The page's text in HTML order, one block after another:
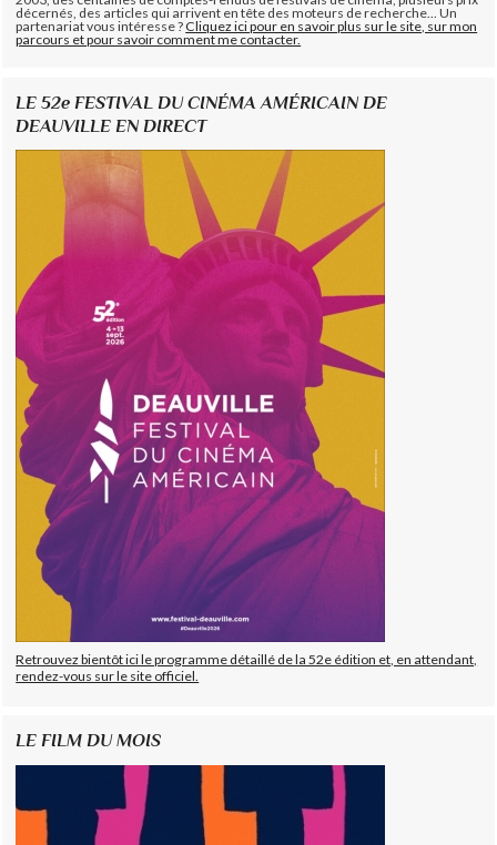
décernés, des articles qui arrivent en tête des moteurs de recherche... Un
partenariat vous intéresse ?Cliquez ici pour en savoir plus sur le site, sur mon
parcours et pour savoir comment me contacter.
LE 52e FESTIVAL DU CINÉMA AMÉRICAIN DE
DEAUVILLE EN DIRECT
Retrouvez bientôt ici le programme détaillé de la 52e édition et, en attendant,
rendez-vous sur le site officiel.
LE FILM DU MOIS